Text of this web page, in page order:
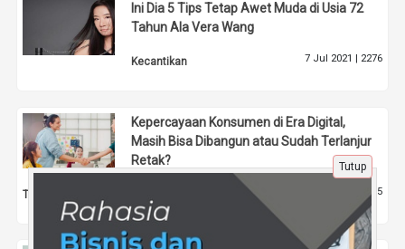
Ini Dia 5 Tips Tetap Awet Muda di Usia 72
Tahun Ala Vera Wang
Kecantikan 7 Jul 2021 | 2276
Kepercayaan Konsumen di Era Digital,
Masih Bisa Dibangun atau Sudah Terlanjur
Retak?
Tips 465
Tutup